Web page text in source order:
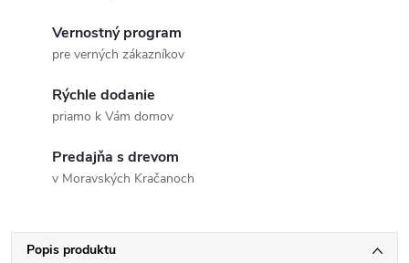
Vernostný program
pre verných zákazníkov
Rýchle dodanie
priamo k Vám domov
Predajňa s drevom
v Moravských Kračanoch
Popis produktu